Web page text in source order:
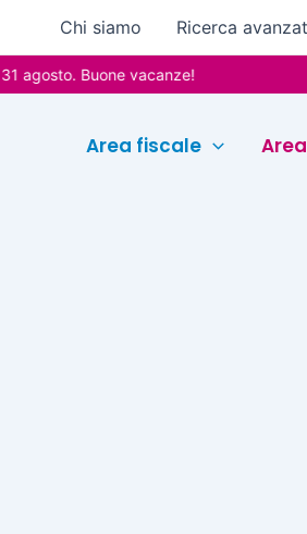
Chi siamo Ricerca
agosto. Buone vacanze!
Area fiscale